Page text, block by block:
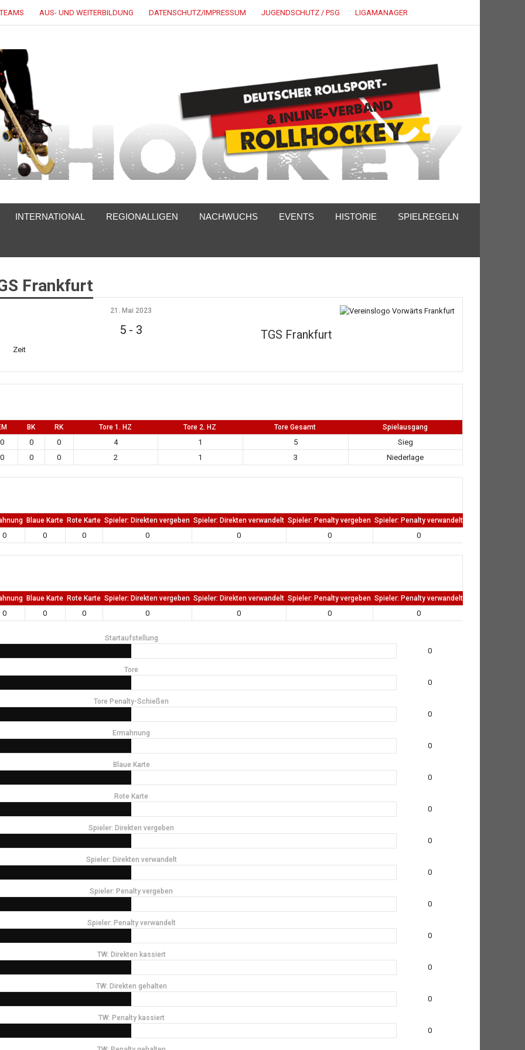
AUS- UND WEITERBILDUNG DATENSCHUTZ/IMPRESSUM JUGENDSCHUTZ / PSG LIGAMANAGER
INTERNATIONAL REGIONALLIGEN NACHWUCHS EVENTS HISTORIE SPIELREGELN
Frankfurt
TGS Frankfurt
21. Mai 2023
5 - 3
Zeit
BK RK Tore 1. HZ Tore 2. HZ Tore Gesamt Spielausgang
0 0 0 4 1 5
Sieg
0 0 0 2 1 3 Niederlage
Blaue Karte Rote Karte Spieler: Direkten vergeben Spieler: Direkten verwandelt Spieler: Penalty vergeben Spieler: Penalty verwandelt
0 0 0 0 0 0 0
Blaue Karte Rote Karte Spieler: Direkten vergeben Spieler: Direkten verwandelt Spieler: Penalty vergeben Spieler: Penalty verwandelt
0 0 0 0 0 0 0
Startaufstellung
0
Tore
0
Tore Penalty-Schießen
0
Ermahnung
0
Blaue Karte
0
Rote Karte
0
Spieler: Direkten vergeben
0
Spieler: Direkten verwandelt
0
Spieler: Penalty vergeben
0
Spieler: Penalty verwandelt
0
TW: Direkten kassiert
0
TW: Direkten gehalten
0
TW: Penalty kassiert
0